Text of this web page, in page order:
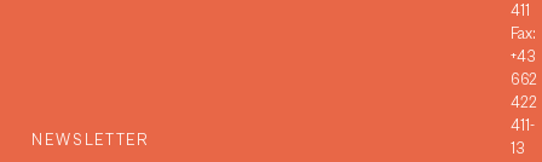
NEWSLETTER
411
Fax:
+43
662
422
411-
13